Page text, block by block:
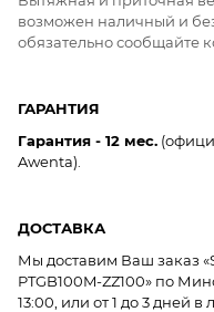
возможен наличный и
обязательно сообщайте
ГАРАНТИЯ
Гарантия - 12 мес.
Awenta).
ДОСТАВКА
Мы доставим Ваш заказ
PTGB100M-ZZ100» по
13:00, или от 1 до 3 дней